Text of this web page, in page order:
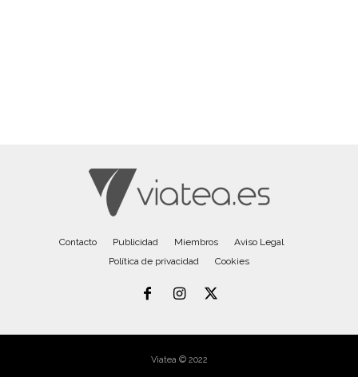
Contacto Publicidad Miembros
Aviso Legal
Política de privacidad
Cookies
Viatea © 2022